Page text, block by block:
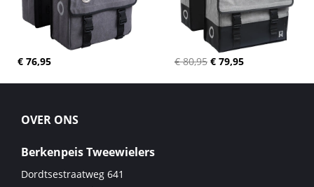
€ 76,95 € 80,95 € 79,95
OVER ONS
Berkenpeis Tweewielers
Dordtsestraatweg 641